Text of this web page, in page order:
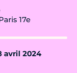
17e
avril 2024